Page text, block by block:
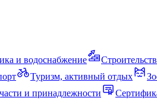
и водоснабжение
Туризм, активный отдых
и принадлежности